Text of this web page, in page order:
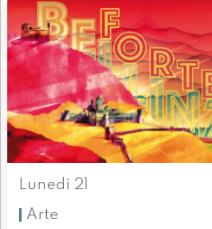
Lunedì 21
Arte